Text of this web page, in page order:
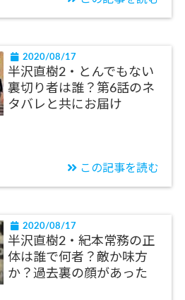
2020/08/17
半沢直樹2・とんでもない
裏切り者は誰？第6話のネ
タバレと共にお届け
この記事を読む
2020/08/17
半沢直樹2・紀本常務の正
体は誰で何者？敵か味方
か？過去裏の顔があった